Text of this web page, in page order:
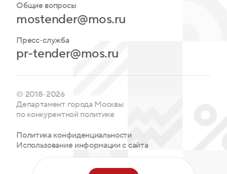
Общие вопросы
mostender@mos.ru
Пресс-служба
pr-tender@mos.ru
© 2018-2026
Департамент города Москвы
по конкурентной политике
Политика конфиденциальности
Использование информации с сайта